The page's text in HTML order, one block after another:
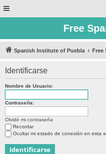
Free
Spanish Institute of Puebla Free
Identificarse
Nombre de Usuario:
Contraseña:
Olvidé mi contraseña
Recordar
Ocultar mi estado de conexión en esta